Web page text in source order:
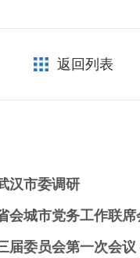
返回列表
汉市委调研
会城市党务工作联